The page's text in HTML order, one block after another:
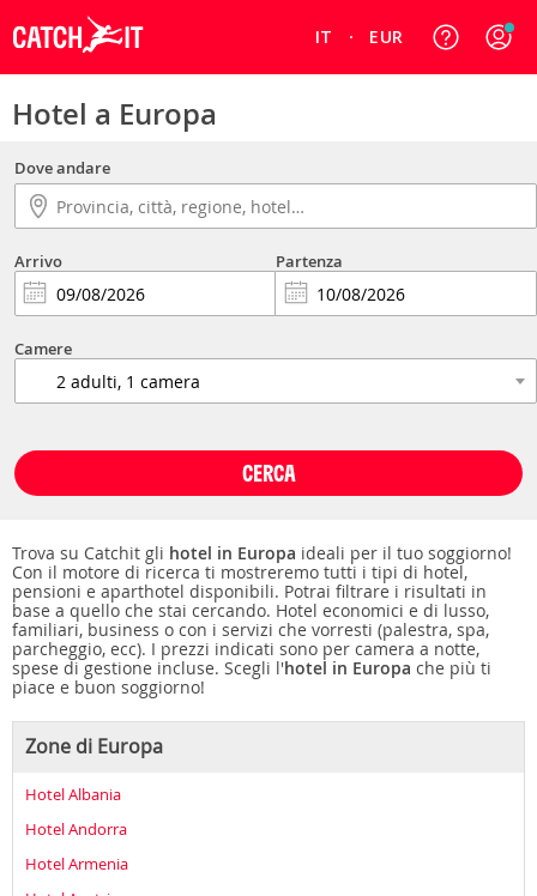
IT EUR
Hotel a Europa
Dove andare
Arrivo Partenza
Camere
CERCA
Trova su Catchit gli hotel in Europa ideali per il tuo soggiorno!
Con il motore di ricerca ti mostreremo tutti i tipi di hotel,
pensioni e aparthotel disponibili. Potrai filtrare i risultati in
base a quello che stai cercando. Hotel economici e di lusso,
familiari, business o con i servizi che vorresti (palestra, spa,
parcheggio, ecc). I prezzi indicati sono per camera a notte,
spese di gestione incluse. Scegli l'hotel in Europa che più ti
piace e buon soggiorno!
Zone di Europa
Hotel Albania
Hotel Andorra
Hotel Armenia